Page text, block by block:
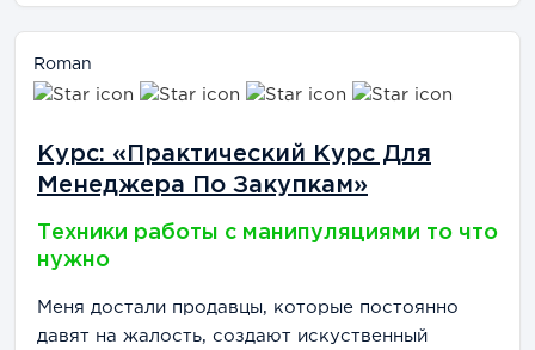
Roman
Курс: «Практический Курс Для
Менеджера По Закупкам»
Техники работы с манипуляциями то что
нужно
Меня достали продавцы, которые постоянно
давят на жалость, создают искуственный